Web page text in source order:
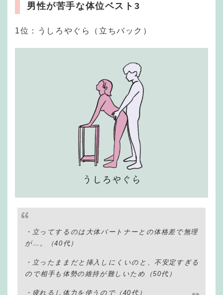
男性が苦手な体位ベスト3
1位：うしろやぐら（立ちバック）
・立ってするのは大体パートナーとの体格差で無理
が…。（40代）
・立ったままだと挿入しにくいのと、不安定すぎる
ので相手も体勢の維持が難しいため（50代）
・疲れるし体力を使うので（40代）